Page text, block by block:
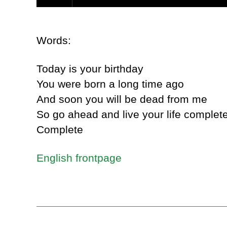
Words:
Today is your birthday
You were born a long time ago
And soon you will be dead from me
So go ahead and live your life
Complete
English frontpage